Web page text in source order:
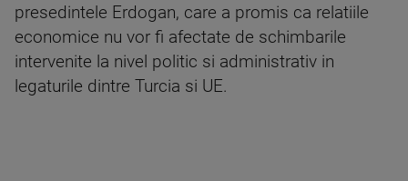
presedintele Erdogan, care a promis ca relatiile
economice nu vor fi afectate de schimbarile
intervenite la nivel politic si administrativ in
legaturile dintre Turcia si UE.